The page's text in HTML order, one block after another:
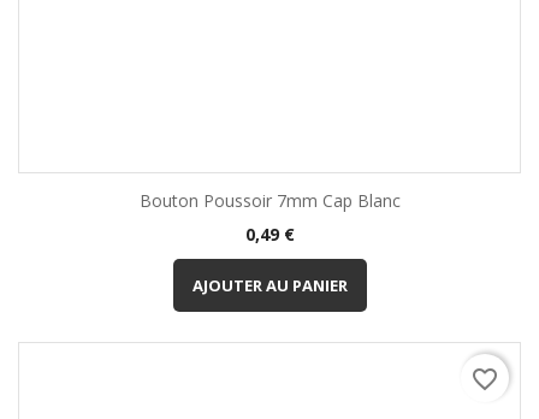
Bouton Poussoir 7mm Cap Blanc
Prix
0,49 €
AJOUTER AU PANIER
favorite_border